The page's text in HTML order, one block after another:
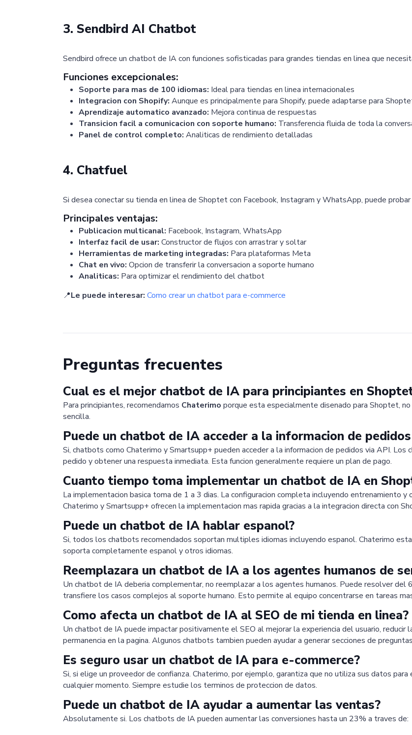
3. Sendbird AI Chatbot
Sendbird ofrece un chatbot de IA con funciones sofisticadas para grandes tiendas en linea que
Funciones excepcionales:
Soporte para mas de 100 idiomas: Ideal para tiendas en linea internacionales
Integracion con Shopify: Aunque es principalmente para Shopify, puede adaptarse para
Aprendizaje automatico avanzado: Mejora continua de respuestas
Transicion facil a comunicacion con soporte humano: Transferencia fluida de toda la
Panel de control completo: Analiticas de rendimiento detalladas
4. Chatfuel
Si desea conectar su tienda en linea de Shoptet con Facebook, Instagram y WhatsApp, puede
Principales ventajas:
Publicacion multicanal: Facebook, Instagram, WhatsApp
Interfaz facil de usar: Constructor de flujos con arrastrar y soltar
Herramientas de marketing integradas: Para plataformas Meta
Chat en vivo: Opcion de transferir la conversacion a soporte humano
Analiticas: Para optimizar el rendimiento del chatbot
📍Le puede interesar: Como crear un chatbot para e-commerce
Preguntas frecuentes
Cual es el mejor chatbot de IA para principiantes en
Para principiantes, recomendamos Chaterimo porque esta especialmente disenado para Shoptet,
sencilla.
Puede un chatbot de IA acceder a la informacion de
Si, chatbots como Chaterimo y Smartsupp+ pueden acceder a la informacion de pedidos via API.
pedido y obtener una respuesta inmediata. Esta funcion generalmente requiere un plan de pago.
Cuanto tiempo toma implementar un chatbot de IA en
La implementacion basica toma de 1 a 3 dias. La configuracion completa incluyendo entrenamiento
Chaterimo y Smartsupp+ ofrecen la implementacion mas rapida gracias a la integracion directa con
Puede un chatbot de IA hablar espanol?
Si, todos los chatbots recomendados soportan multiples idiomas incluyendo espanol. Chaterimo
soporta completamente espanol y otros idiomas.
Reemplazara un chatbot de IA a los agentes humanos de
Un chatbot de IA deberia complementar, no reemplazar a los agentes humanos. Puede resolver
transfiere los casos complejos al soporte humano. Esto permite al equipo concentrarse en tareas
Como afecta un chatbot de IA al SEO de mi tienda en linea?
Un chatbot de IA puede impactar positivamente el SEO al mejorar la experiencia del usuario,
permanencia en la pagina. Algunos chatbots tambien pueden ayudar a generar secciones de
Es seguro usar un chatbot de IA para e-commerce?
Si, si elige un proveedor de confianza. Chaterimo, por ejemplo, garantiza que no utiliza sus datos
cualquier momento. Siempre estudie los terminos de proteccion de datos.
Puede un chatbot de IA ayudar a aumentar las ventas?
Absolutamente si. Los chatbots de IA pueden aumentar las conversiones hasta un 23% a traves de: